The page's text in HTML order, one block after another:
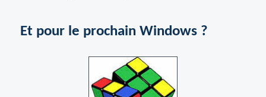
Et pour le prochain Windows ?